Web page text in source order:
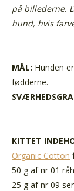
på billederne.
hund, hvis
MÅL: Hunden
fødderne.
KITTET
Organic Cotton
50 g af nr 01
25 g af nr 09